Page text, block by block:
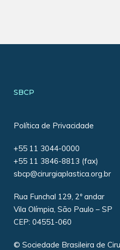
SBCP
Política de Privacidade
+55 11 3044-0000
+55 11 3846-8813 (fax)
sbcp@cirurgiaplastica.org.br
Rua Funchal 129, 2º andar
Vila Olímpia, São Paulo – SP
CEP: 04551-060
© Sociedade Brasileira de